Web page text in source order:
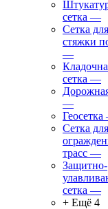
сетка —
Сетка для
стяжки
—
сетка —
—
Геосетка
Сетка для
трасс —
Защитно-
сетка —
+ Ещё 4